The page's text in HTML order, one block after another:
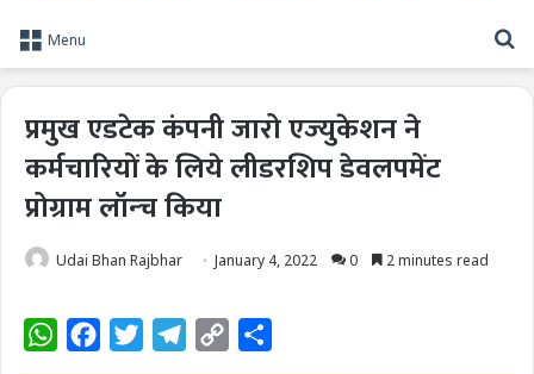
Menu
प्रमुख एडटेक कंपनी जारो एज्‍युकेशन ने
कर्मचारियों के लिये लीडरशिप डेवलपमेंट
प्रोग्राम लॉन्‍च किया
Udai Bhan Rajbhar January 4, 2022 0 2 minutes read
W